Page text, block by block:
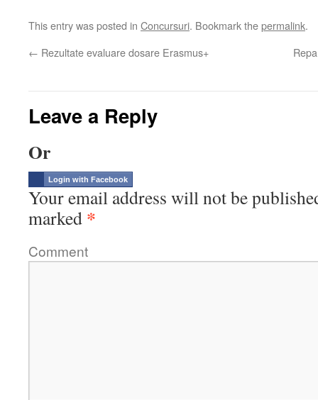
This entry was posted in Concursuri. Bookmark thepermalink.
← Rezultate evaluare dosare Erasmus+
Leave a Reply
Or
Login with Facebook
Your email address will not be
marked *
Comment